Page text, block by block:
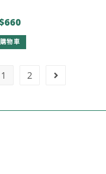
660
物車
1 2